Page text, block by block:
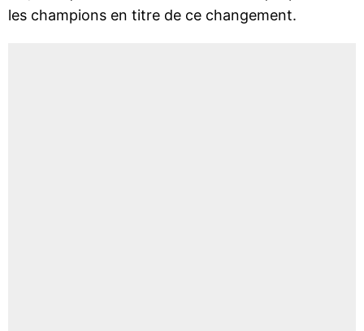
les champions en titre de ce changement.